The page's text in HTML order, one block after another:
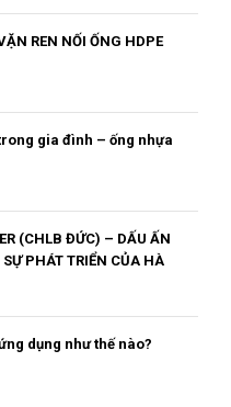
REN NỐI ỐNG HDPE
gia đình – ống nhựa
(CHLB ĐỨC) – DẤU ẤN
PHÁT TRIỂN CỦA HÀ
dụng như thế nào?